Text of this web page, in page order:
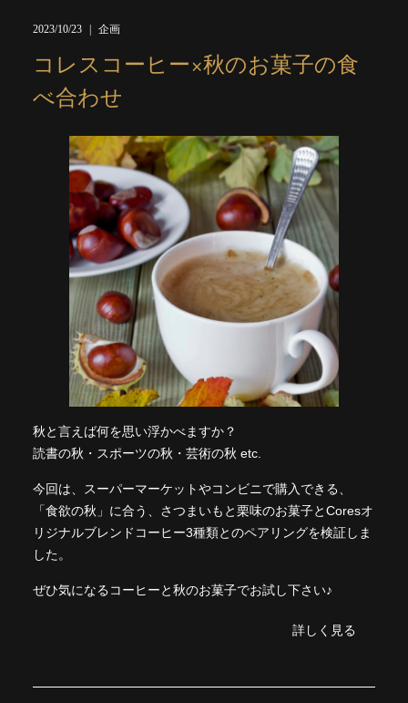
2023/10/23 企画
コレスコーヒー×秋のお菓子の食
べ合わせ
秋と言えば何を思い浮かべますか？
読書の秋・スポーツの秋・芸術の秋 etc.
今回は、スーパーマーケットやコンビニで購入できる、
「食欲の秋」に合う、さつまいもと栗味のお菓子とCoresオ
リジナルブレンドコーヒー3種類とのペアリングを検証しま
した。
ぜひ気になるコーヒーと秋のお菓子でお試し下さい♪
詳しく見る